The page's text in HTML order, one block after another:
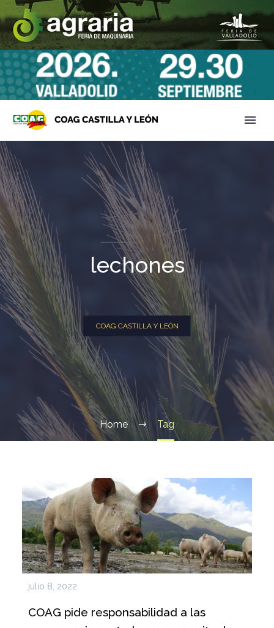
lechones
COAG CASTILLA Y LEÓN
Home Tag
julio 8, 2022
COAG pide responsabilidad a las